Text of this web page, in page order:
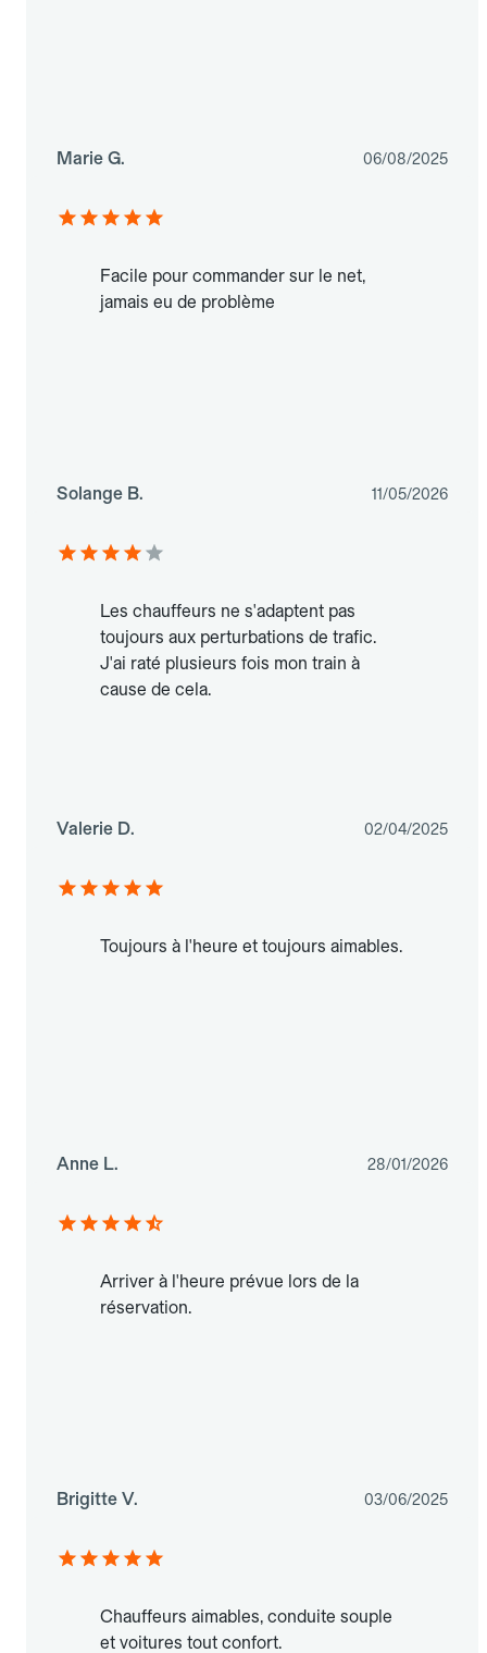
Marie G. 06/08/2025
Facile pour commander sur le net,
jamais eu de problème
Solange B. 11/05/2026
Les chauffeurs ne s'adaptent pas
toujours aux perturbations de trafic.
J'ai raté plusieurs fois mon train à
cause de cela.
Valerie D. 02/04/2025
Toujours à l'heure et toujours aimables.
Anne L. 28/01/2026
Arriver à l'heure prévue lors de la
réservation.
Brigitte V. 03/06/2025
Chauffeurs aimables, conduite souple
et voitures tout confort.